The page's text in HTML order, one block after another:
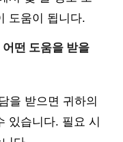
도움이 됩니다.
떤 도움을 받을
을 받으면 귀하의
있습니다. 필요 시